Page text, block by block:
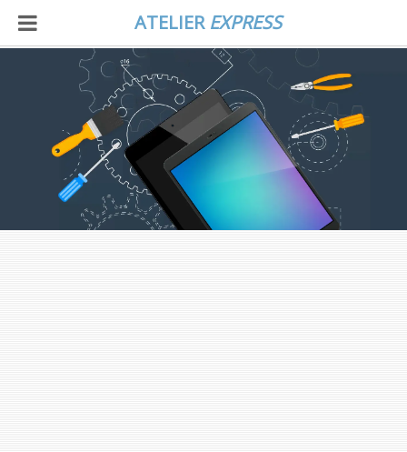
ATELIER EXPRESS